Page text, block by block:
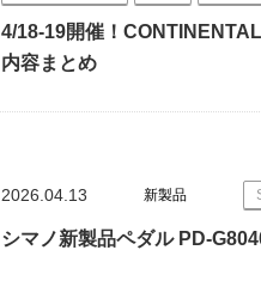
4/18-19開催！
内容まとめ
2026.04.13 新製品
シマノ新製品ペダル PD-